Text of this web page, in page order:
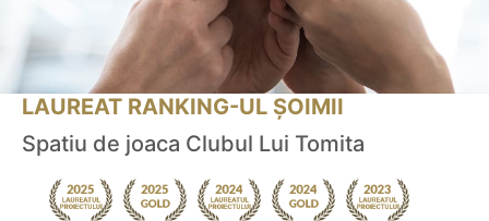
LAUREAT RANKING-UL ȘOIMII
Spatiu de joaca Clubul Lui Tomita